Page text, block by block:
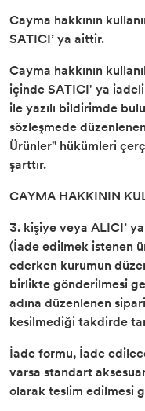
Cayma hakkının
SATICI’ ya aittir.
Cayma hakkının
içinde SATICI' ya
ile yazılı bildirimde
sözleşmede
Ürünler" hükümleri
şarttır.
CAYMA HAKKININ
3. kişiye veya ALICI’
(İade edilmek istenen
ederken kurumun
birlikte gönderilmesi
adına düzenlenen
kesilmediği takdirde
İade formu, İade
varsa standart
olarak teslim edilmesi